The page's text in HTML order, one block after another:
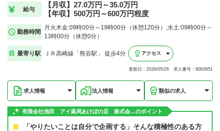
給与
【月収】27.0万円～35.0万円
【年収】500万円～600万円程度
勤務時間
月火木金:09時00分～19時00分（休憩120分）,水土:09時00分～
13時00分（休憩0分）
最寄り駅 ＪＲ高崎線「熊谷駅」 徒歩4分 アクセス
更新日：2026/05/26 求人番号：9083951
求人情報 法人情報 類似の求人
有限会社池田 アイ薬局あけぼの店 株式会…のポイント
「やりたいことは自分で企画する」そんな積極性のある方